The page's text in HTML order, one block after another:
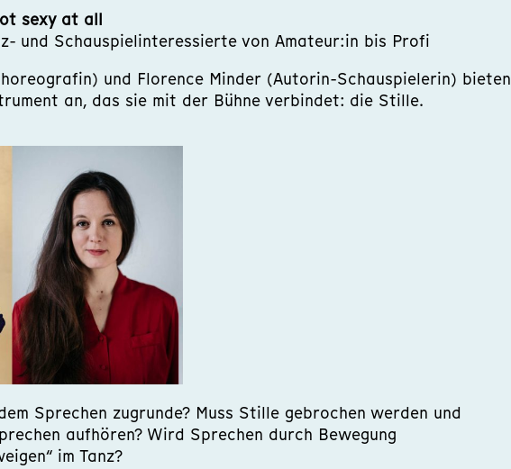
sexy at all
und Schauspielinteressierte von Amateur:in bis Profi
und Florence Minder (Autorin-Schauspielerin) bieten
an, das sie mit der Bühne verbindet: die Stille.
Sprechen zugrunde? Muss Stille gebrochen werden und
aufhören? Wird Sprechen durch Bewegung
im Tanz?